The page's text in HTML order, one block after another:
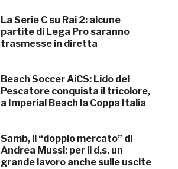
La Serie C su Rai 2: alcune
partite di Lega Pro saranno
trasmesse in diretta
Beach Soccer AiCS: Lido del
Pescatore conquista il tricolore,
a Imperial Beach la Coppa Italia
Samb, il “doppio mercato” di
Andrea Mussi: per il d.s. un
grande lavoro anche sulle uscite